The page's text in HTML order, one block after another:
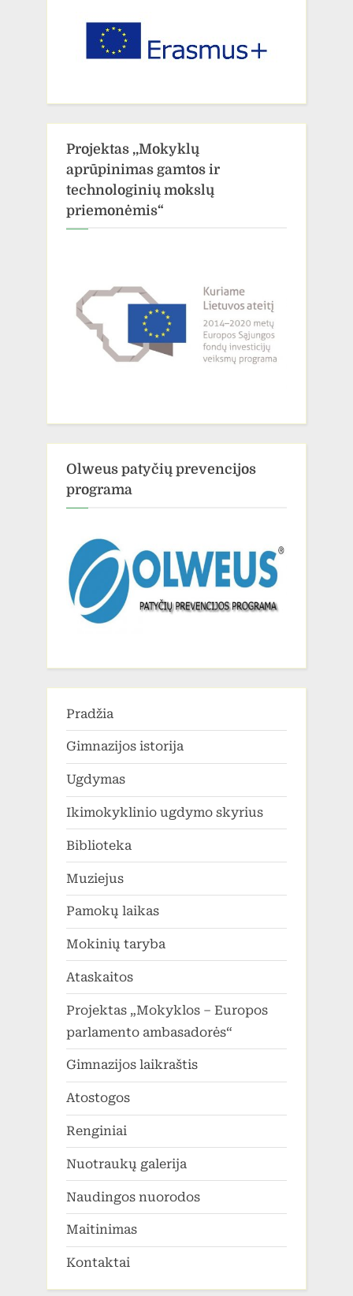
Projektas ,,Mokyklų
aprūpinimas gamtos ir
technologinių mokslų
priemonėmis“
Olweus patyčių prevencijos
programa
Pradžia
Gimnazijos istorija
Ugdymas
Ikimokyklinio ugdymo skyrius
Biblioteka
Muziejus
Pamokų laikas
Mokinių taryba
Ataskaitos
Projektas „Mokyklos – Europos
parlamento ambasadorės“
Gimnazijos laikraštis
Atostogos
Renginiai
Nuotraukų galerija
Naudingos nuorodos
Maitinimas
Kontaktai